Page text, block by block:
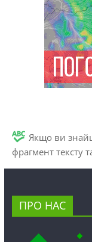
Якщо ви
фрагмент тексту
ПРО НАС